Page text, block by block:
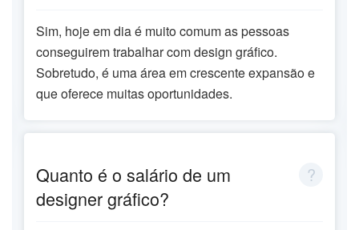
Sim, hoje em dia é muito comum as pessoas
conseguirem trabalhar com design gráfico.
Sobretudo, é uma área em crescente expansão e
que oferece muitas oportunidades.
Quanto é o salário de um
designer gráfico?